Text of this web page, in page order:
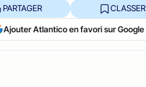
PARTAGER CLASSER
Ajouter Atlantico en favori sur Google